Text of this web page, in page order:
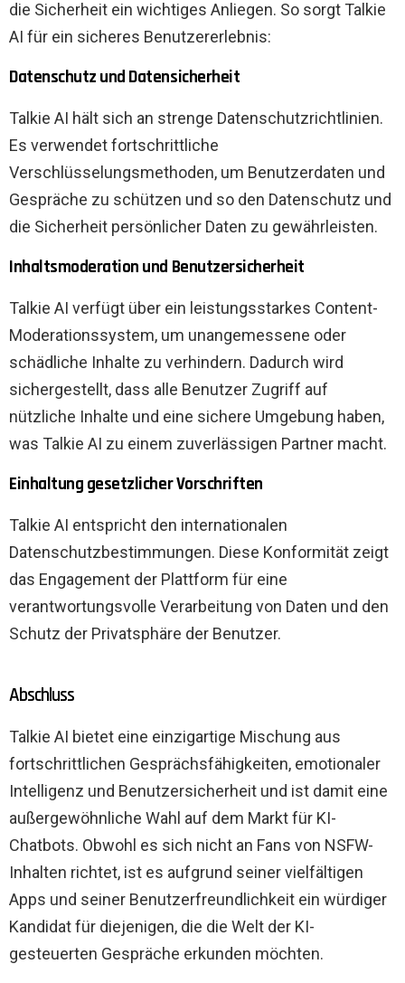
die Sicherheit ein wichtiges Anliegen. So sorgt Talkie
AI für ein sicheres Benutzererlebnis:
Datenschutz und Datensicherheit
Talkie AI hält sich an strenge Datenschutzrichtlinien.
Es verwendet fortschrittliche
Verschlüsselungsmethoden, um Benutzerdaten und
Gespräche zu schützen und so den Datenschutz und
die Sicherheit persönlicher Daten zu gewährleisten.
Inhaltsmoderation und Benutzersicherheit
Talkie AI verfügt über ein leistungsstarkes Content-
Moderationssystem, um unangemessene oder
schädliche Inhalte zu verhindern. Dadurch wird
sichergestellt, dass alle Benutzer Zugriff auf
nützliche Inhalte und eine sichere Umgebung haben,
was Talkie AI zu einem zuverlässigen Partner macht.
Einhaltung gesetzlicher Vorschriften
Talkie AI entspricht den internationalen
Datenschutzbestimmungen. Diese Konformität zeigt
das Engagement der Plattform für eine
verantwortungsvolle Verarbeitung von Daten und den
Schutz der Privatsphäre der Benutzer.
Abschluss
Talkie AI bietet eine einzigartige Mischung aus
fortschrittlichen Gesprächsfähigkeiten, emotionaler
Intelligenz und Benutzersicherheit und ist damit eine
außergewöhnliche Wahl auf dem Markt für KI-
Chatbots. Obwohl es sich nicht an Fans von NSFW-
Inhalten richtet, ist es aufgrund seiner vielfältigen
Apps und seiner Benutzerfreundlichkeit ein würdiger
Kandidat für diejenigen, die die Welt der KI-
gesteuerten Gespräche erkunden möchten.